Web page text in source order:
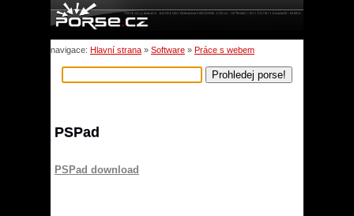
navigace: Hlavní strana » Software » Práce s webem
PSPad
PSPad download